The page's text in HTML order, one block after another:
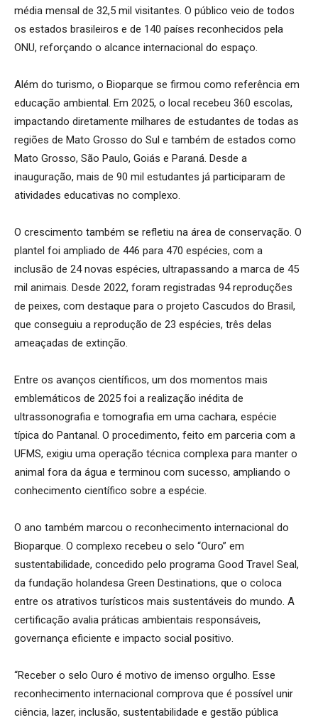
média mensal de 32,5 mil visitantes. O público veio de todos
os estados brasileiros e de 140 países reconhecidos pela
ONU, reforçando o alcance internacional do espaço.
Além do turismo, o Bioparque se firmou como referência em
educação ambiental. Em 2025, o local recebeu 360 escolas,
impactando diretamente milhares de estudantes de todas as
regiões de Mato Grosso do Sul e também de estados como
Mato Grosso, São Paulo, Goiás e Paraná. Desde a
inauguração, mais de 90 mil estudantes já participaram de
atividades educativas no complexo.
O crescimento também se refletiu na área de conservação. O
plantel foi ampliado de 446 para 470 espécies, com a
inclusão de 24 novas espécies, ultrapassando a marca de 45
mil animais. Desde 2022, foram registradas 94 reproduções
de peixes, com destaque para o projeto Cascudos do Brasil,
que conseguiu a reprodução de 23 espécies, três delas
ameaçadas de extinção.
Entre os avanços científicos, um dos momentos mais
emblemáticos de 2025 foi a realização inédita de
ultrassonografia e tomografia em uma cachara, espécie
típica do Pantanal. O procedimento, feito em parceria com a
UFMS, exigiu uma operação técnica complexa para manter o
animal fora da água e terminou com sucesso, ampliando o
conhecimento científico sobre a espécie.
O ano também marcou o reconhecimento internacional do
Bioparque. O complexo recebeu o selo “Ouro” em
sustentabilidade, concedido pelo programa Good Travel Seal,
da fundação holandesa Green Destinations, que o coloca
entre os atrativos turísticos mais sustentáveis do mundo. A
certificação avalia práticas ambientais responsáveis,
governança eficiente e impacto social positivo.
“Receber o selo Ouro é motivo de imenso orgulho. Esse
reconhecimento internacional comprova que é possível unir
ciência, lazer, inclusão, sustentabilidade e gestão pública